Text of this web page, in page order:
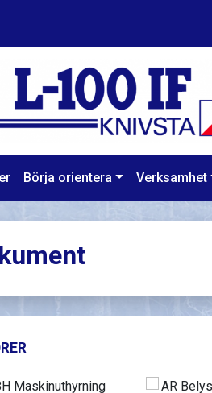
Börja orientera Verksamhet